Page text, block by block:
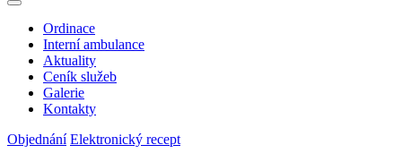
Toggle navigation
Ordinace
Interní ambulance
Aktuality
Ceník služeb
Galerie
Kontakty
Objednání Elektronický recept